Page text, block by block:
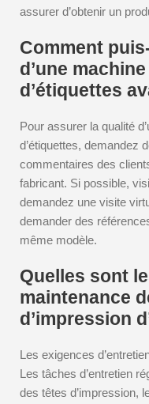
assurer d’obtenir un
Comment
d’une
d’étiquettes
Pour assurer la qualité
d’étiquettes, demandez
commentaires des
fabricant. Si possible,
demandez une visite
demander des
même modèle.
Quelles sont
maintenance
d’impression
Les exigences
Les tâches d’entretien
des têtes d’impression,